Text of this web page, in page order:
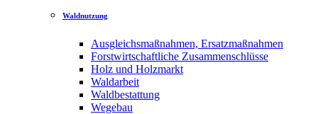
Waldnutzung
Ausgleichsmaßnahmen, Ersatzmaßnahmen
Forstwirtschaftliche Zusammenschlüsse
Holz und Holzmarkt
Waldarbeit
Waldbestattung
Wegebau